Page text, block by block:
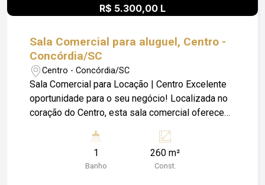
R$ 5.300,00 L
Sala Comercial para aluguel, Centro -
Concórdia/SC
Centro - Concórdia/SC
Sala Comercial para Locação | Centro Excelente
oportunidade para o seu negócio! Localizada no
coração do Centro, esta sala comercial oferece
clientes e colaboradores, e infraestrutura ideal
para empresas que buscam profissionalismo e
1
Banho
260 m²
Const.